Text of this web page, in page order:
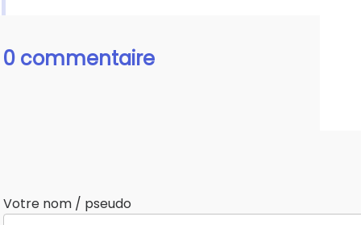
0 commentaire
Votre nom / pseudo